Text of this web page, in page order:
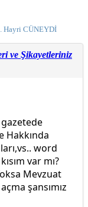
Hayri CÜNEYDİ
ve Şikayetleriniz
Hakkında
word
var mı?
Mevzuat
şansımız